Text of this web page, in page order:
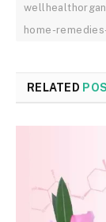
home-
RELATED